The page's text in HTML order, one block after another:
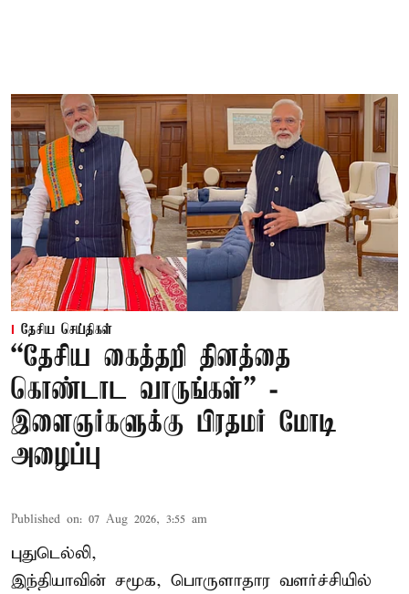
தேசிய செய்திகள்
“தேசிய கைத்தறி தினத்தை
கொண்டாட வாருங்கள்” -
இளைஞர்களுக்கு பிரதமர் மோடி
அழைப்பு
Published on: 07 Aug 2026, 3:55 am
புதுடெல்லி,
இந்தியாவின் சமூக, பொருளாதார வளர்ச்சியில்